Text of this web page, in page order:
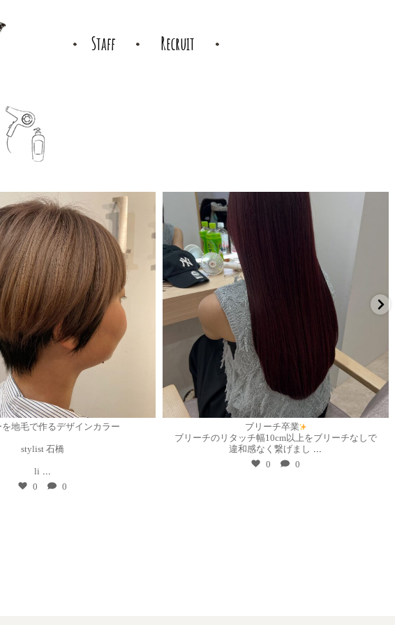
Staff Recruit
7月 29
を地毛で作るデザインカラー
stylist 石橋
li
0
0
7月 21
ブリーチ卒業
ブリーチのリタッチ幅10cm以上をブリーチなしで
違和感なく繋げまし
0
0